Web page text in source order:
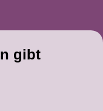
gibt